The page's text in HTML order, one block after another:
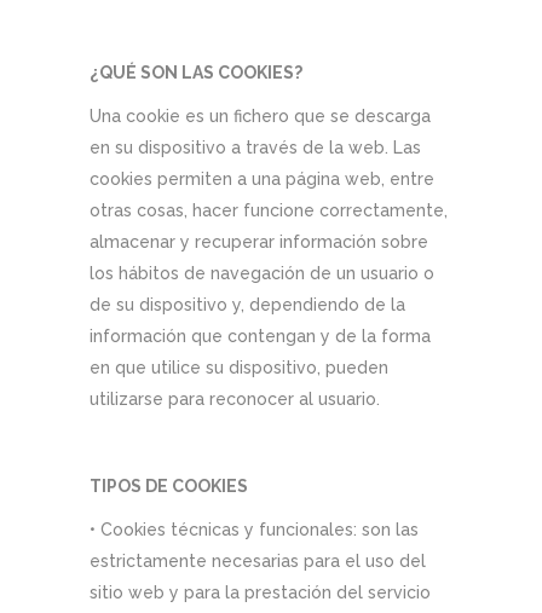
¿QUÉ SON LAS COOKIES?
Una cookie es un fichero que se descarga
en su dispositivo a través de la web. Las
cookies permiten a una página web, entre
otras cosas, hacer funcione correctamente,
almacenar y recuperar información sobre
los hábitos de navegación de un usuario o
de su dispositivo y, dependiendo de la
información que contengan y de la forma
en que utilice su dispositivo, pueden
utilizarse para reconocer al usuario.
TIPOS DE COOKIES
• Cookies técnicas y funcionales: son las
estrictamente necesarias para el uso del
sitio web y para la prestación del servicio